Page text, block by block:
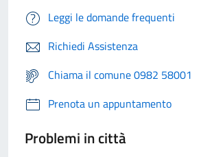
Leggi le domande frequenti
Richiedi Assistenza
Chiama il comune 0982 58001
Prenota un appuntamento
Problemi in città